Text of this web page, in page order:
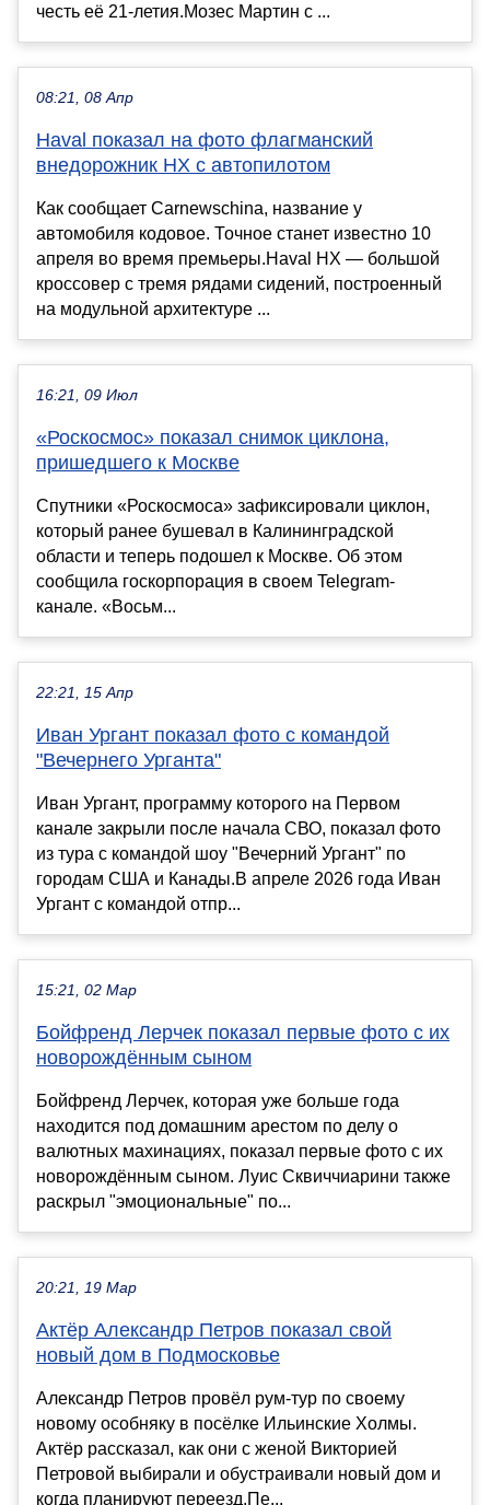
честь её 21-летия.Мозес Мартин с ...
08:21, 08 Апр
Haval показал на фото флагманский
внедорожник HX с автопилотом
Как сообщает Carnewschina, название у
автомобиля кодовое. Точное станет известно 10
апреля во время премьеры.Haval HX — большой
кроссовер с тремя рядами сидений, построенный
на модульной архитектуре ...
16:21, 09 Июл
«Роскосмос» показал снимок циклона,
пришедшего к Москве
Спутники «Роскосмоса» зафиксировали циклон,
который ранее бушевал в Калининградской
области и теперь подошел к Москве. Об этом
сообщила госкорпорация в своем Telegram-
канале. «Восьм...
22:21, 15 Апр
Иван Ургант показал фото с командой
"Вечернего Урганта"
Иван Ургант, программу которого на Первом
канале закрыли после начала СВО, показал фото
из тура с командой шоу "Вечерний Ургант" по
городам США и Канады.В апреле 2026 года Иван
Ургант с командой отпр...
15:21, 02 Мар
Бойфренд Лерчек показал первые фото с их
новорождённым сыном
Бойфренд Лерчек, которая уже больше года
находится под домашним арестом по делу о
валютных махинациях, показал первые фото с их
новорождённым сыном. Луис Сквиччиарини также
раскрыл "эмоциональные" по...
20:21, 19 Мар
Актёр Александр Петров показал свой
новый дом в Подмосковье
Александр Петров провёл рум-тур по своему
новому особняку в посёлке Ильинские Холмы.
Актёр рассказал, как они с женой Викторией
Петровой выбирали и обустраивали новый дом и
когда планируют переезд.Пе...